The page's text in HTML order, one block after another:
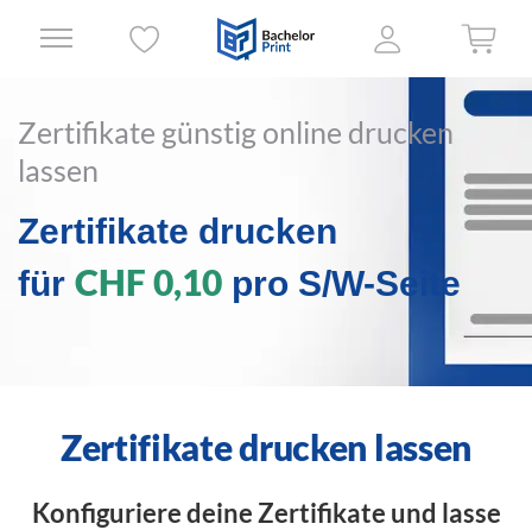
Zertifikate günstig online drucken
lassen
Zertifikate drucken
für CHF 0,10 pro S/W-Seite
Zertifikate drucken lassen
Konfiguriere deine Zertifikate und lasse